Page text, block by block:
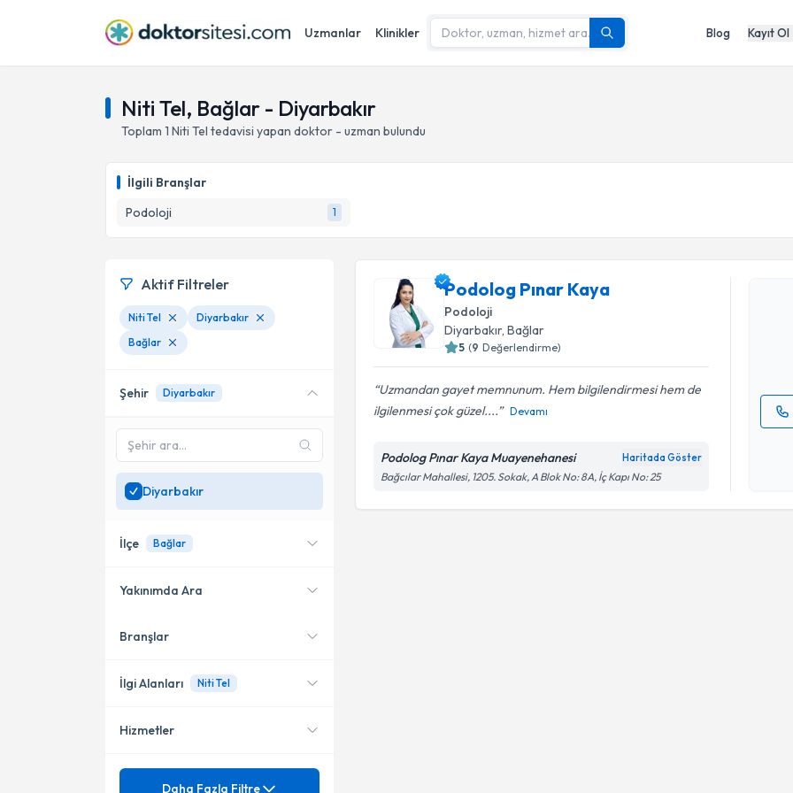
Uzmanlar Klinikler Blog Kayıt Ol
Niti Tel, Bağlar - Diyarbakır
Toplam 1 Niti Tel tedavisi yapan doktor - uzman bulundu
İlgili Branşlar
Podoloji
1
Podolog Pınar Kaya
Podoloji
Diyarbakır, Bağlar
5 (9 Değerlendirme)
Uzmandan gayet memnunum. Hem bilgilendirmesi hem de
ilgilenmesi çok güzel....
Devamı
Podolog Pınar Kaya Muayenehanesi Haritada Göster
Bağcılar Mahallesi, 1205. Sokak, A Blok No: 8A, İç Kapı No: 25
Podolog
Aktif Filtreler
Niti Tel
Diyarbakır
Bağlar
Şehir Diyarbakır
Diyarbakır
İlçe Bağlar
Bağlar
Yakınımda Ara
Konumuma yakın uzmanları
Branşlar
Podoloji
İlgi Alanları Niti Tel
3TO Tırnak Teli Uygulaması
Hizmetler
Mezuniyet
Daha Fazla Filtre